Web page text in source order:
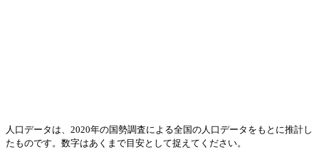
人口データは、2020年の国勢調査による全国の人口データをもとに推計し
たものです。数字はあくまで目安として捉えてください。